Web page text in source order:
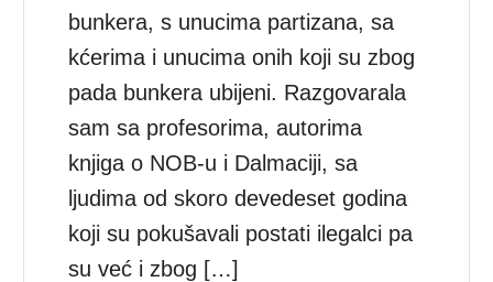
bunkera, s unucima partizana, sa
kćerima i unucima onih koji su zbog
pada bunkera ubijeni. Razgovarala
sam sa profesorima, autorima
knjiga o NOB-u i Dalmaciji, sa
ljudima od skoro devedeset godina
koji su pokušavali postati ilegalci pa
su već i zbog […]